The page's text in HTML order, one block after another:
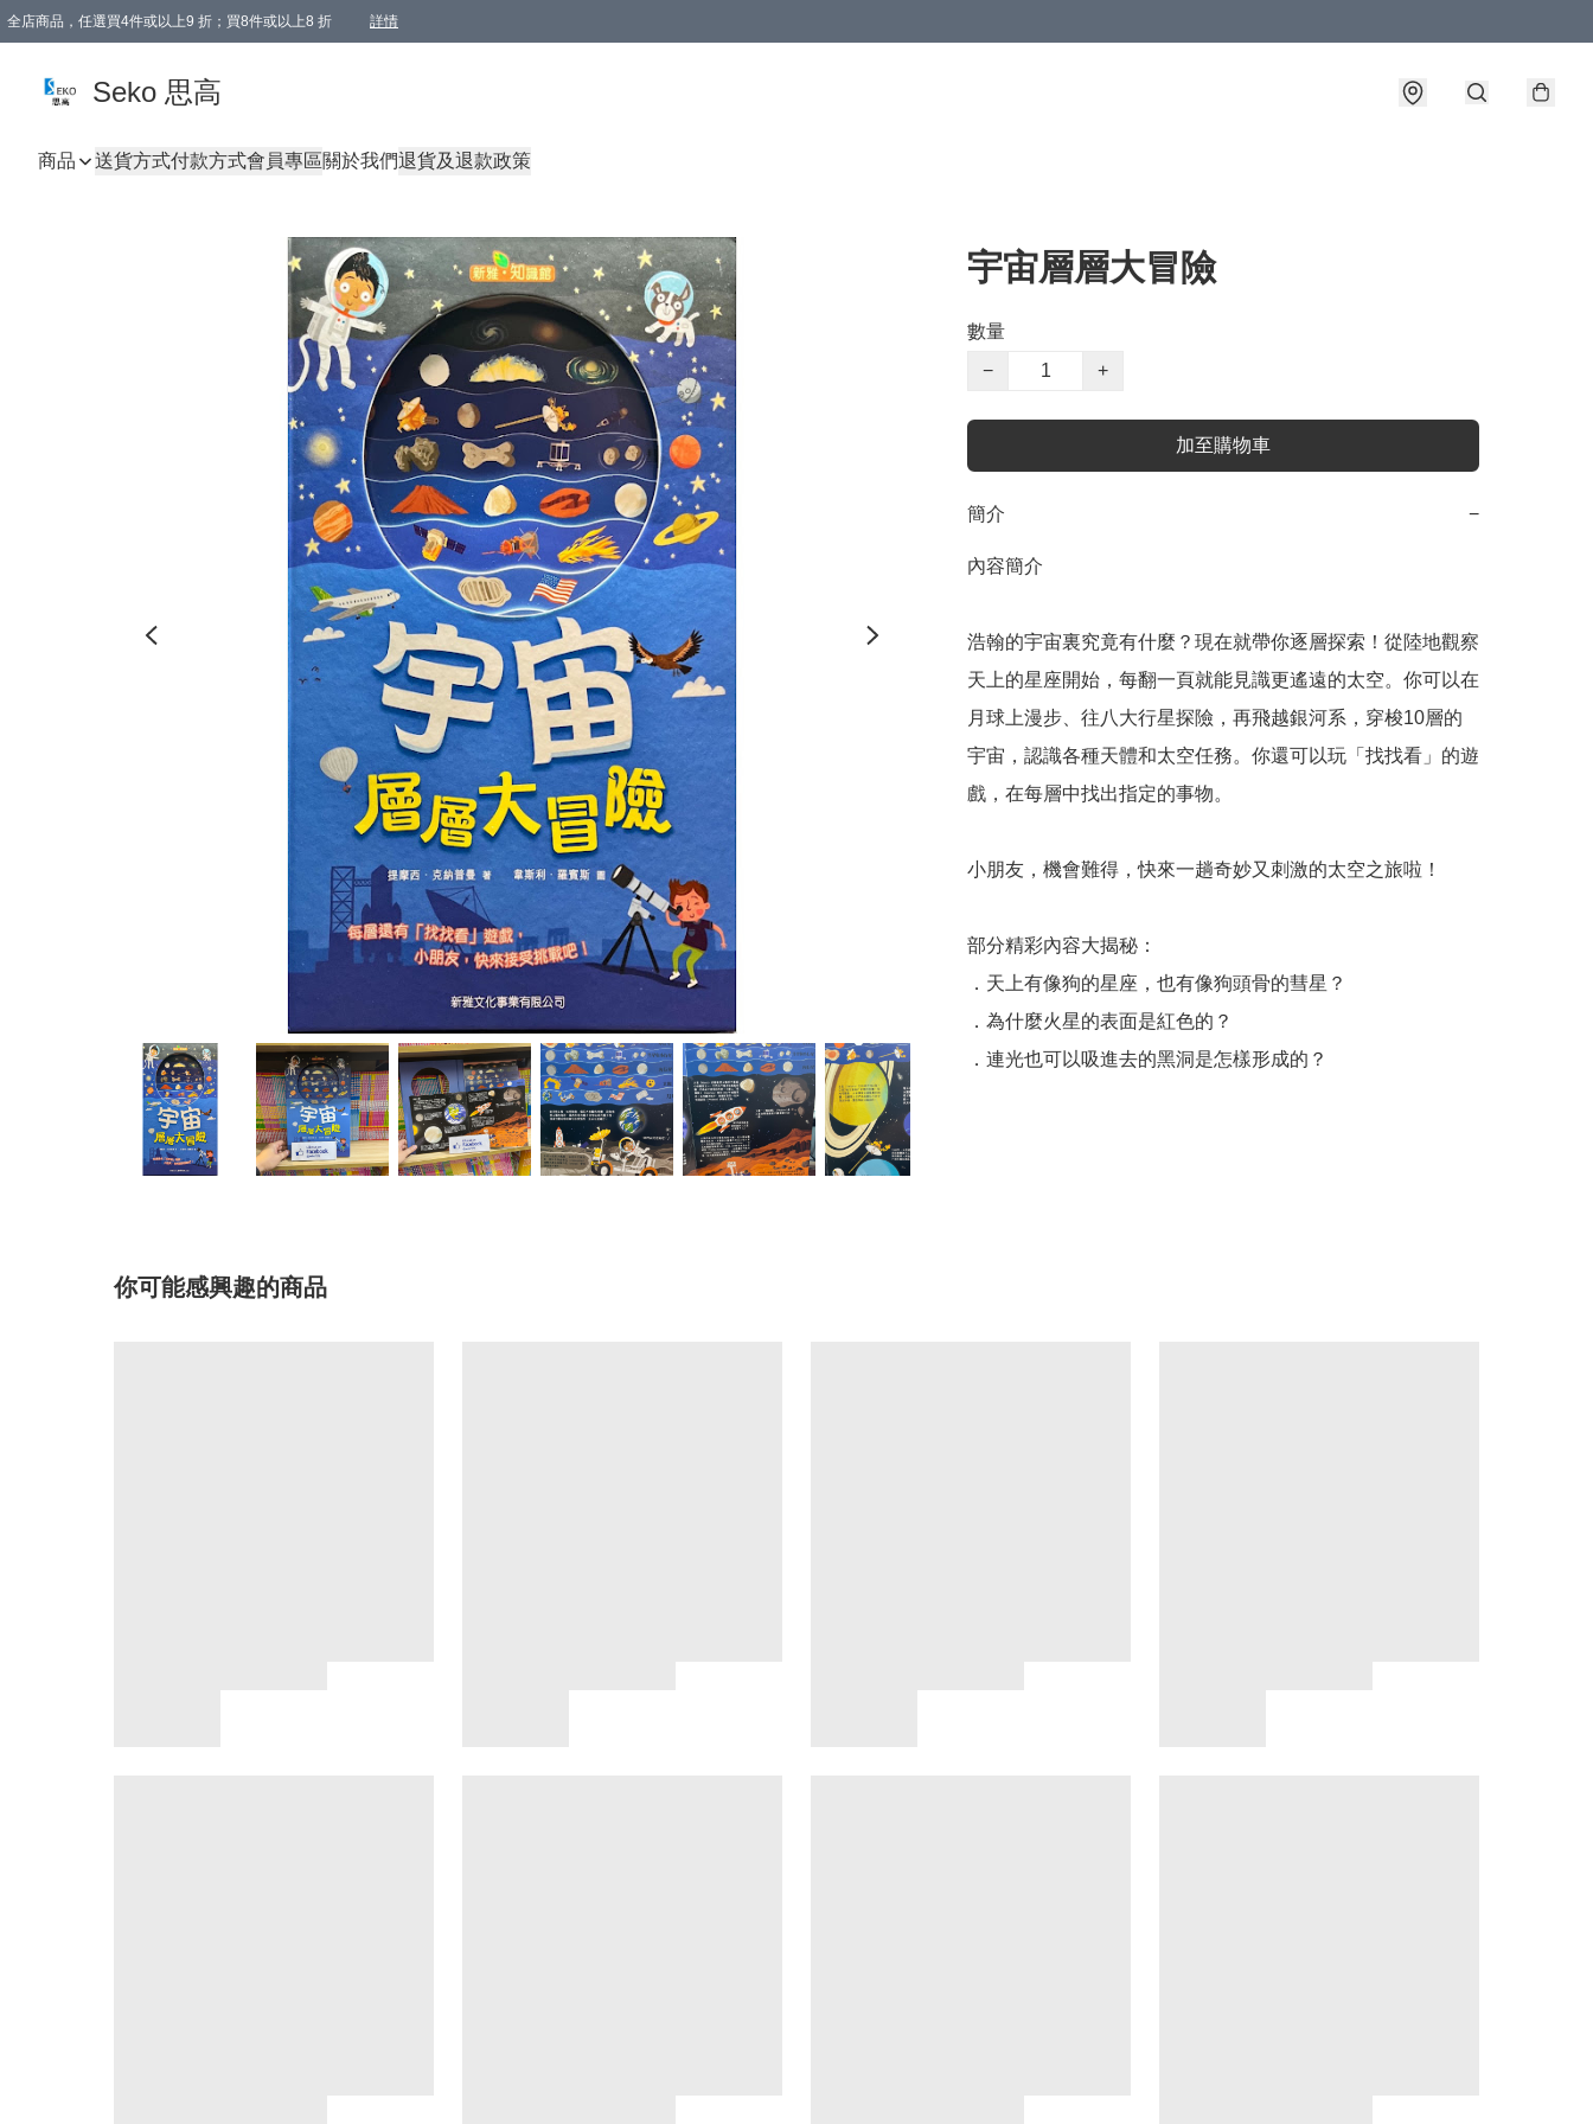
全店商品，任選買4件或以上9 折；買8件或以上8 折 詳情
Seko 思高
商品 送貨方式付款方式會員專區關於我們退貨及退款政策
宇宙層層大冒險
數量
−
+
加至購物車
簡介 −
內容簡介
浩翰的宇宙裏究竟有什麼？現在就帶你逐層探索！從陸地觀察
天上的星座開始，每翻一頁就能見識更遙遠的太空。你可以在
月球上漫步、往八大行星探險，再飛越銀河系，穿梭10層的
宇宙，認識各種天體和太空任務。你還可以玩「找找看」的遊
戲，在每層中找出指定的事物。
小朋友，機會難得，快來一趟奇妙又刺激的太空之旅啦！
部分精彩內容大揭秘：
．天上有像狗的星座，也有像狗頭骨的彗星？
．為什麼火星的表面是紅色的？
．連光也可以吸進去的黑洞是怎樣形成的？
你可能感興趣的商品